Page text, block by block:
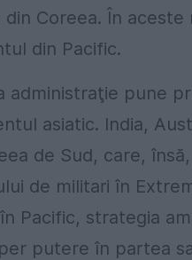
din Coreea. În
din Pacific.
administraţie pune
asiatic. India,
de Sud, care,
de militari în
Pacific, strategia
putere în partea